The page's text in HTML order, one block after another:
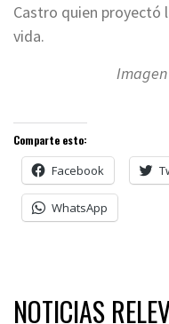
Castro quien proyectó
vida.
Comparte esto:
Facebook
WhatsApp
NOTICIAS